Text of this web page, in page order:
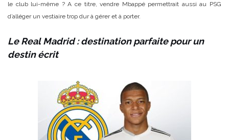
le club lui-même ? A ce titre, vendre Mbappé permettrait aussi au PSG
d’alléger un vestiaire trop dur à gérer et à porter.
Le Real Madrid : destination parfaite pour un
destin écrit